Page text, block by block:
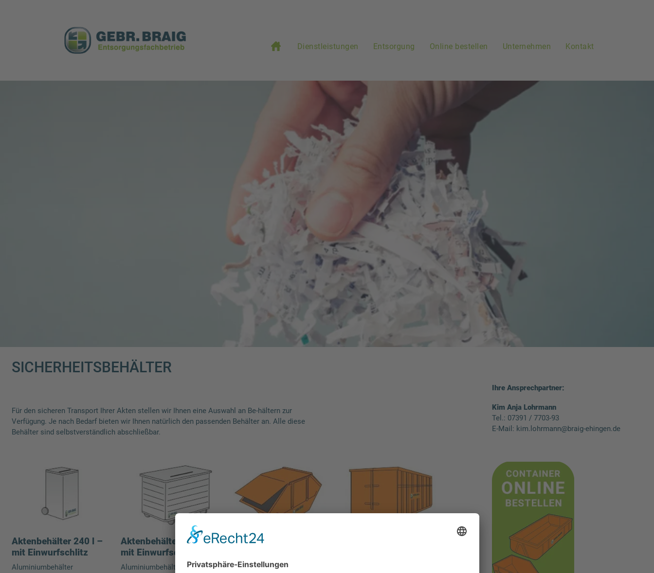
Dienstleistungen Entsorgung Online bestellen Unternehmen Kontakt
SICHERHEITSBEHÄLTER
Für den sicheren Transport Ihrer Akten stellen wir Ihnen eine Auswahl an Be-hältern zur
Verfügung. Je nach Bedarf bieten wir Ihnen natürlich den passenden Behälter an. Alle diese
Behälter sind selbstverständlich abschließbar.
Aktenbehälter 240 l –
mit Einwurfschlitz
Aluminiumbehälter
Aktenbehälter 656 l –
mit Einwurfschlitz
Aluminiumbehälter
Aktensicherheitsmulde
Sicherheitsmulde mit
Ihre Ansprechpartner:
Kim Anja Lohrmann
Tel.: 07391 / 7703-93
E-Mail: kim.lohrmann@braig-ehingen.de